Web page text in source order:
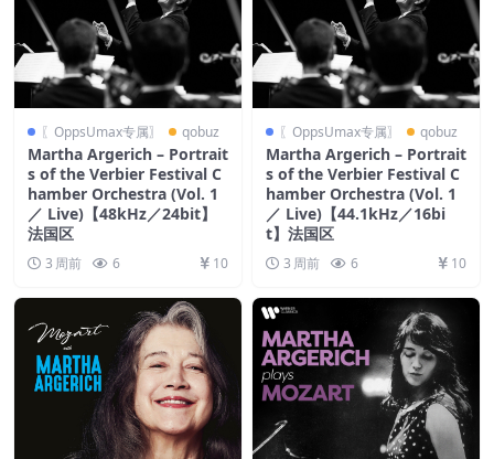
〖OppsUmax专属〗 qobuz
Martha Argerich – Portrait
s of the Verbier Festival C
hamber Orchestra (Vol. 1
／ Live)【48kHz／24bit】
法国区
3 周前 6 10
〖OppsUmax专属〗 qobuz
Martha Argerich – Portrait
s of the Verbier Festival C
hamber Orchestra (Vol. 1
／ Live)【44.1kHz／16bi
t】法国区
3 周前 6 10